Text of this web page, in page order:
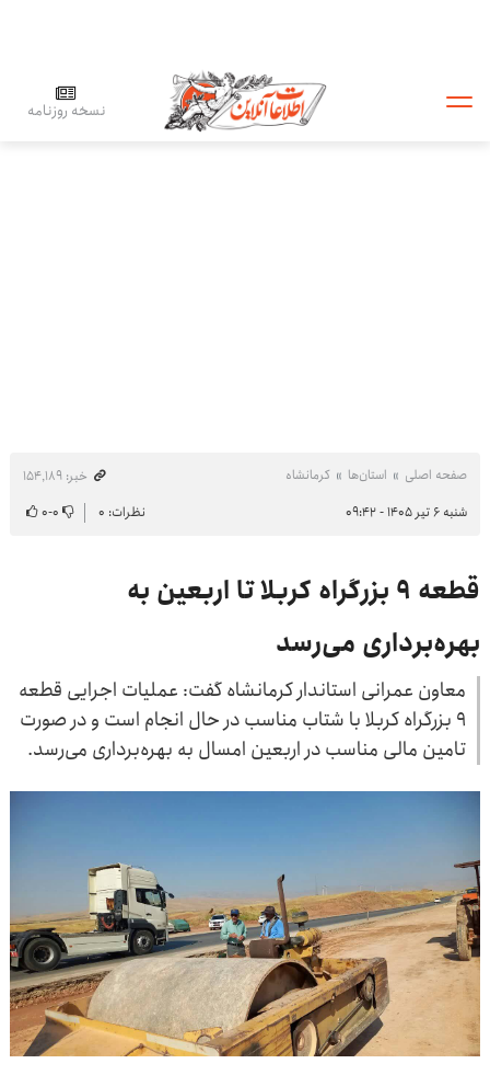
نسخه روزنامه
صفحه اصلی استان‌ها کرمانشاه
خبر: ۱۵۴٬۱۸۹
شنبه ۶ تیر ۱۴۰۵ - ۰۹:۴۲
نظرات: ۰ ۰-۰
قطعه ۹ بزرگراه کربلا تا اربعین به
بهره‌برداری می‌رسد
معاون عمرانی استاندار کرمانشاه گفت: عملیات اجرایی قطعه
۹ بزرگراه کربلا با شتاب مناسب در حال انجام است و در صورت
تامین مالی مناسب در اربعین امسال به بهره‌برداری می‌رسد.